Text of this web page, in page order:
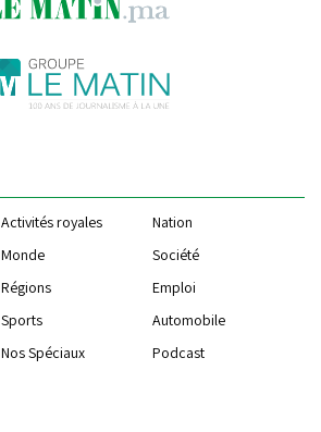
Activités royales
Nation
Monde
Société
Régions
Emploi
Sports
Automobile
Nos Spéciaux Podcast